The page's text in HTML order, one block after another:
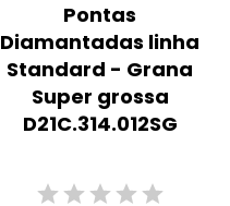
Pontas
Diamantadas linha
Standard - Grana
Super grossa
D21C.314.012SG